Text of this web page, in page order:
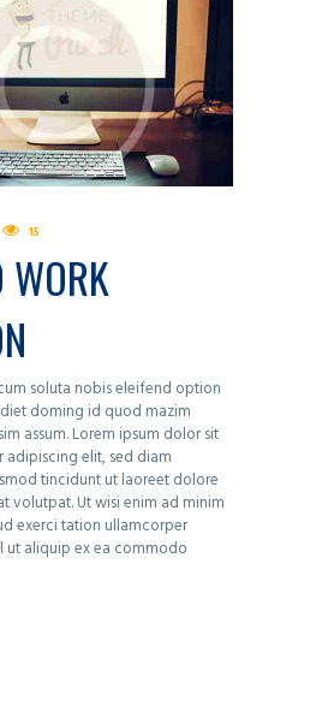
15
WORK
soluta nobis eleifend option
doming id quod mazim
assum. Lorem ipsum dolor sit
adipiscing elit, sed diam
tincidunt ut laoreet dolore
volutpat. Ut wisi enim ad minim
exerci tation ullamcorper
ut aliquip ex ea commodo